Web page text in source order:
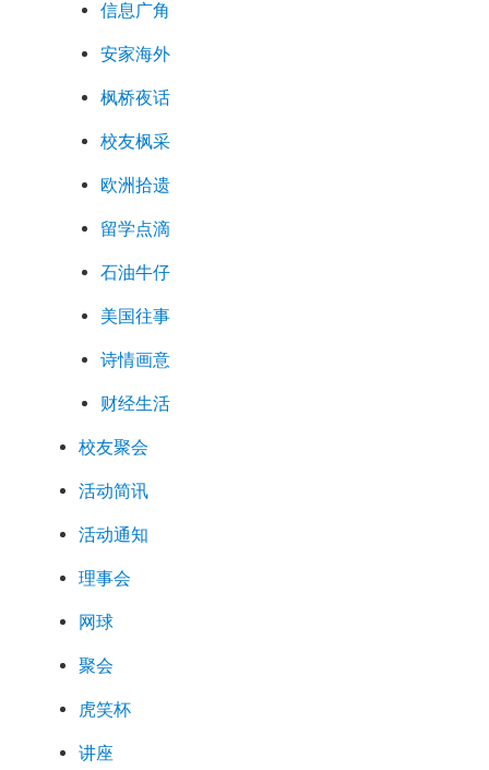
信息广角
安家海外
枫桥夜话
校友枫采
欧洲拾遗
留学点滴
石油牛仔
美国往事
诗情画意
财经生活
校友聚会
活动简讯
活动通知
理事会
网球
聚会
虎笑杯
讲座